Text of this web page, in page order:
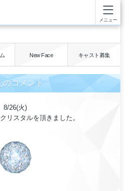
メニュー
New Face キャスト募集
のコメント
8/26(火)
リスタルを頂きました。